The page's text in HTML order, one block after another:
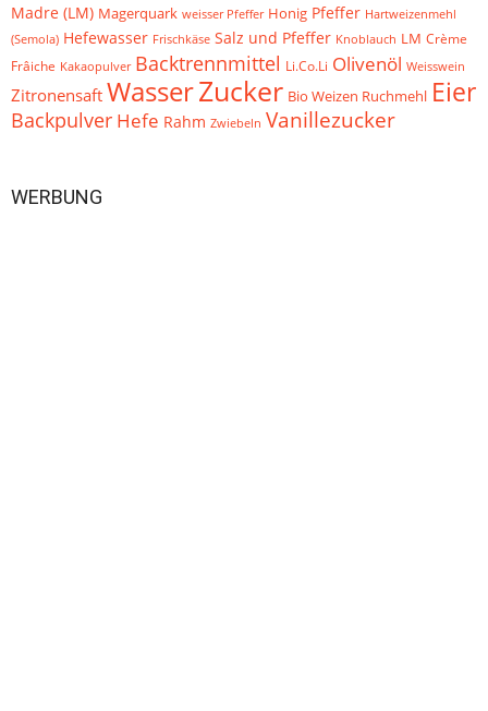
Madre (LM) Magerquark weisser Pfeffer Honig Pfeffer Hartweizenmehl
(Semola) Hefewasser Frischkäse Salz und Pfeffer Knoblauch LM Crème
Frâiche Kakaopulver Backtrennmittel Li.Co.Li Olivenöl Weisswein
Zitronensaft WasserZucker Bio Weizen Ruchmehl Eier
Backpulver Hefe Rahm Zwiebeln Vanillezucker
WERBUNG